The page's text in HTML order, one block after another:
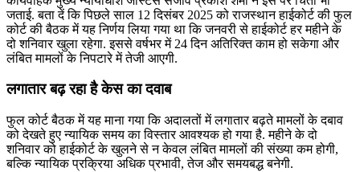
जताई. बता दें कि पिछले साल 12 दिसंबर 2025 को राजस्थान हाईकोर्ट की फुल
कोर्ट की बैठक में यह निर्णय लिया गया था कि जनवरी से हाईकोर्ट हर महीने के
दो शनिवार खुला रहेगा. इससे वर्षभर में 24 दिन अतिरिक्त काम हो सकेगा और
लंबित मामलों के निपटारे में तेजी आएगी.
लगातार बढ़ रहा है केस का दवाब
फुल कोर्ट बैठक में यह माना गया कि अदालतों में लगातार बढ़ते मामलों के दबाव
को देखते हुए न्यायिक समय का विस्तार आवश्यक हो गया है. महीने के दो
शनिवार को हाईकोर्ट के खुलने से न केवल लंबित मामलों की संख्या कम होगी,
बल्कि न्यायिक प्रक्रिया अधिक प्रभावी, तेज और समयबद्ध बनेगी.